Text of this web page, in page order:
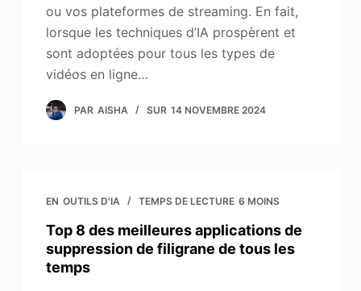
ou vos plateformes de streaming. En fait,
lorsque les techniques d’IA prospèrent et
sont adoptées pour tous les types de
vidéos en ligne…
PAR AISHA SUR 14 NOVEMBRE 2024
EN OUTILS D'IA TEMPS DE LECTURE 6 MOINS
Top 8 des meilleures applications de
suppression de filigrane de tous les
temps